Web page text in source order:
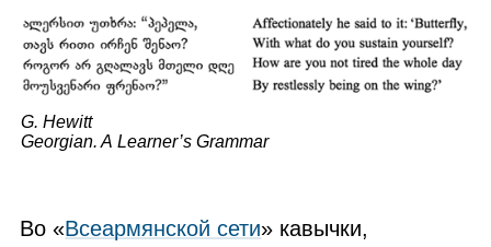
G. Hewitt
Georgian. A Learner’s Grammar
Во «Всеармянской сети» кавычки,